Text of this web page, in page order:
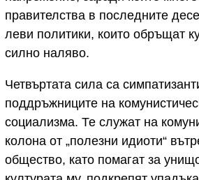
правителства в последните
леви политики, които обръщат
силно наляво.
Четвъртата сила са
поддръжниците на
социализма. Те служат на
колона от „полезни идиоти“
общество, като помагат за